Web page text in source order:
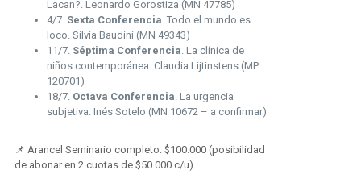
Lacan?. Leonardo Gorostiza (MN 47785)
4/7. Sexta Conferencia . Todo el mundo es
loco. Silvia Baudini (MN 49343)
11/7. Séptima Conferencia . La clínica de
niños contemporánea. Claudia Lijtinstens (MP
120701)
18/7. Octava Conferencia . La urgencia
subjetiva. Inés Sotelo (MN 10672 – a confirmar)
📌 Arancel Seminario completo: $100.000 (posibilidad
de abonar en 2 cuotas de $50.000 c/u).